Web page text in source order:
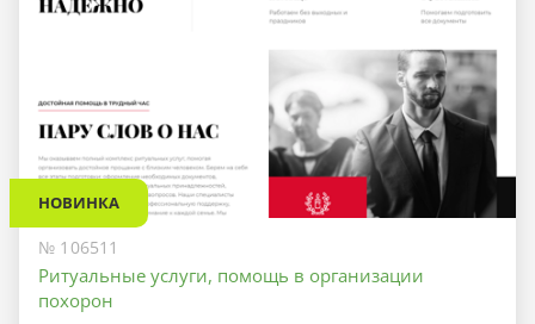
НОВИНКА
№ 106511
Ритуальные услуги, помощь в организации
похорон